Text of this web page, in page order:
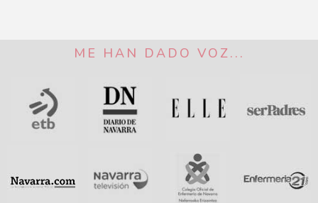
ME HAN DADO VOZ...